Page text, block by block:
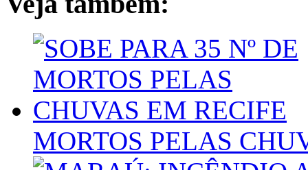
MORTOS PELAS